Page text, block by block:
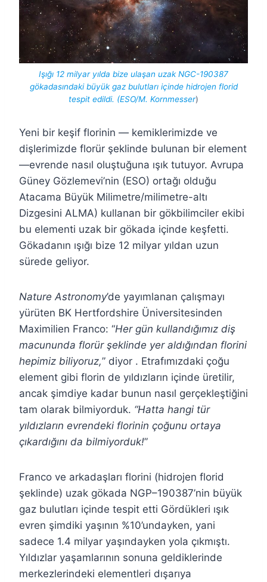
Işığı 12 milyar yılda bize ulaşan uzak NGC-190387
gökadasındaki büyük gaz bulutları içinde hidrojen florid
tespit edildi. (ESO/M. Kornmesser)
Yeni bir keşif florinin — kemiklerimizde ve
dişlerimizde florür şeklinde bulunan bir element
—evrende nasıl oluştuğuna ışık tutuyor. Avrupa
Güney Gözlemevi’nin (ESO) ortağı olduğu
Atacama Büyük Milimetre/milimetre-altı
Dizgesini ALMA) kullanan bir gökbilimciler ekibi
bu elementi uzak bir gökada içinde keşfetti.
Gökadanın ışığı bize 12 milyar yıldan uzun
sürede geliyor.
Nature Astronomy’de yayımlanan çalışmayı
yürüten BK Hertfordshire Üniversitesinden
Maximilien Franco: “Her gün kullandığımız diş
macununda florür şeklinde yer aldığından florini
hepimiz biliyoruz,” diyor . Etrafımızdaki çoğu
element gibi florin de yıldızların içinde üretilir,
ancak şimdiye kadar bunun nasıl gerçekleştiğini
tam olarak bilmiyorduk. “Hatta hangi tür
yıldızların evrendeki florinin çoğunu ortaya
çıkardığını da bilmiyorduk!”
Franco ve arkadaşları florini (hidrojen florid
şeklinde) uzak gökada NGP–190387’nin büyük
gaz bulutları içinde tespit etti Gördükleri ışık
evren şimdiki yaşının %10’undayken, yani
sadece 1.4 milyar yaşındayken yola çıkmıştı.
Yıldızlar yaşamlarının sonuna geldiklerinde
merkezlerindeki elementleri dışarıya